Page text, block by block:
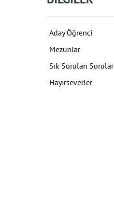
Aday Öğrenci
Mezunlar
Sık Sorulan Sorular
Hayırseverler